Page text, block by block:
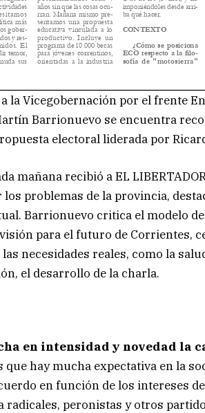
la Vicegobernación por el frente
Barrionuevo se encuentra
electoral liderada por
mañana recibió a EL
los problemas de la provincia,
Barrionuevo critica el modelo
para el futuro de Corrientes,
necesidades reales, como la
el desarrollo de la charla.
en intensidad y novedad la
que hay mucha expectativa en la
en función de los intereses
radicales, peronistas y otros